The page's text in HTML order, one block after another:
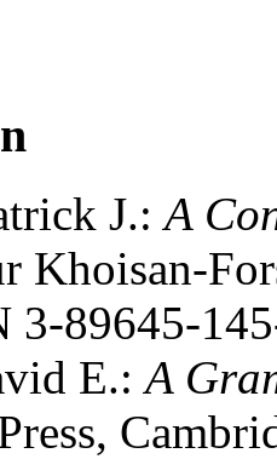
J.:A
Khoisan-
3-89645-
E.:A